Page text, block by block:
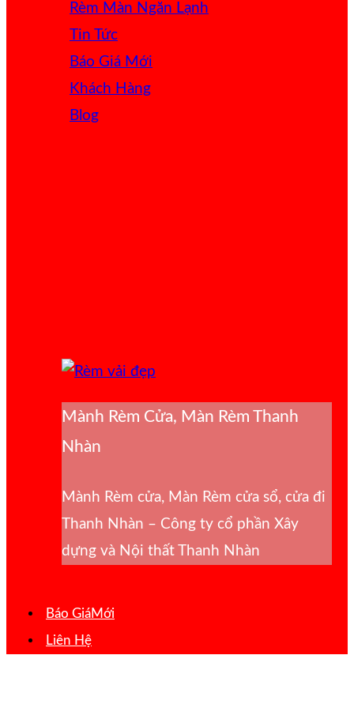
Rèm Màn Ngăn Lạnh
Tin Tức
Báo Giá
Khách Hàng
Blog
Mành Rèm Cửa, Màn Rèm Thanh
Nhàn
Mành Rèm cửa, Màn Rèm cửa sổ, cửa đi
Thanh Nhàn – Công ty cổ phần Xây
dựng và Nội thất Thanh Nhàn
Báo Giá
Liên Hệ